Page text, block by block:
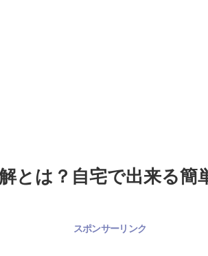
とは？自宅で出来る
スポンサーリンク